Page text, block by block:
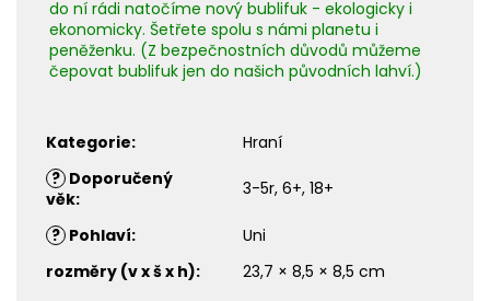
do ní rádi natočíme nový bublifuk - ekologicky i
ekonomicky. Šetřete spolu s námi planetu i
peněženku. (Z bezpečnostních důvodů můžeme
čepovat bublifuk jen do našich původních lahví.)
Kategorie:
Hraní
? Doporučený
věk: 3-5r, 6+, 18+
? Pohlaví:
Uni
rozměry (v x š x h): 23,7 × 8,5 × 8,5 cm